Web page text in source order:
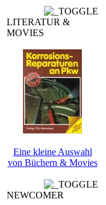
LITERATUR &
MOVIES
Eine kleine Auswahl
von Büchern & Movies
NEWCOMER